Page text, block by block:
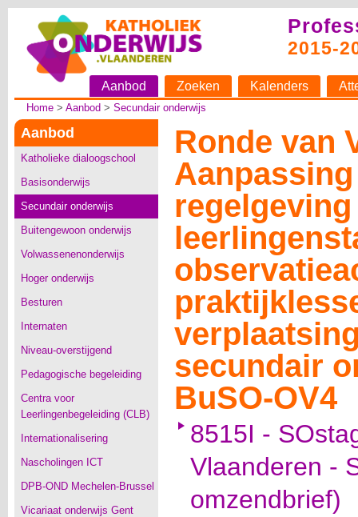
2015-
Aanbod Zoeken Kalenders
Home> Aanbod > Secundair onderwijs
Aanbod
Katholieke dialoogschool
Basisonderwijs
Secundair onderwijs
Buitengewoon onderwijs
Volwassenenonderwijs
Hoger onderwijs
Besturen
Internaten
Niveau-overstijgend
Pedagogische begeleiding
Centra voor
Leerlingenbegeleiding (CLB)
Internationalisering
Nascholingen ICT
DPB-OND Mechelen-Brussel
Vicariaat onderwijs Gent
Ronde van
secundair
BuSO-OV4
8515I -
Vlaanderen -
omzendbrief)